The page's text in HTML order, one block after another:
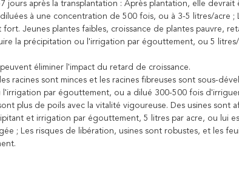
jours après la transplantation : Après plantation, elle
à une concentration de 500 fois, ou à 3-5 litres/acre ;
Jeunes plantes faibles, croissance de plantes pauvre,
la précipitation ou l'irrigation par égouttement, ou 5
éliminer l'impact du retard de croissance.
racines sont minces et les racines fibreuses sont sous-
par égouttement, ou a dilué 300-500 fois
plus de poils avec la vitalité vigoureuse. Des usines sont
et irrigation par égouttement, 5 litres par acre, ou lui
; Les risques de libération, usines sont robustes, et les